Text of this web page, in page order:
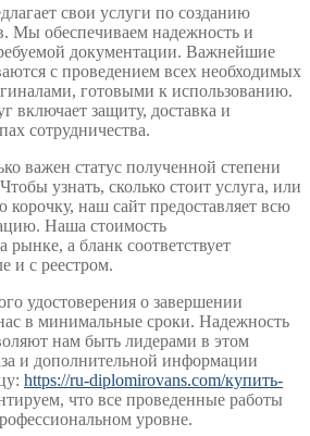
свои услуги по созданию
Мы обеспечиваем надежность и
документации. Важнейшие
с проведением всех необходимых
готовыми к использованию.
включает защиту, доставка и
сотрудничества.
важен статус полученной степени
узнать, сколько стоит услуга, или
корочку, наш сайт предоставляет всю
Наша стоимость
рынке, а бланк соответствует
и с реестром.
удостоверения о завершении
в минимальные сроки. Надежность
нам быть лидерами в этом
и дополнительной информации
https://ru-diplomirovans.com/купить-
что все проведенные работы
уровне.